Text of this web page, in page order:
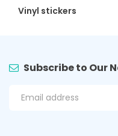
Vinyl stickers
Subscribe to Our